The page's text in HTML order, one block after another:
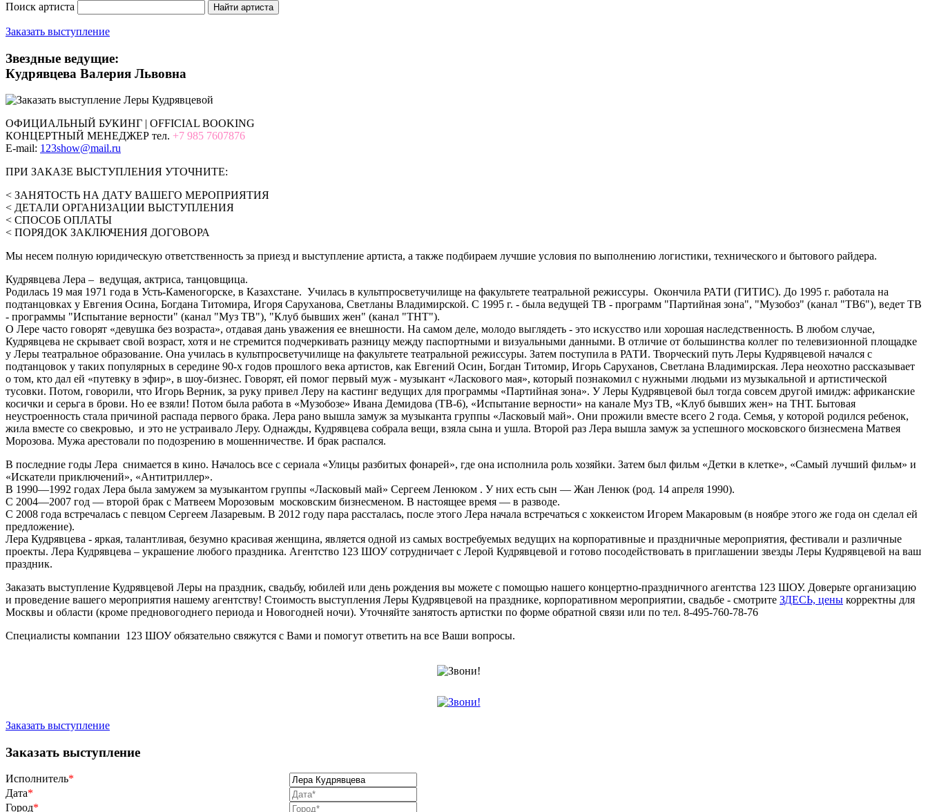
Поиск артиста
Заказать выступление
Звездные ведущие:
Кудрявцева Валерия Львовна
ОФИЦИАЛЬНЫЙ БУКИНГ | OFFICIAL BOOKING
КОНЦЕРТНЫЙ МЕНЕДЖЕР тел. +7 985 7607876
E-mail: 123show@mail.ru
ПРИ ЗАКАЗЕ ВЫСТУПЛЕНИЯ УТОЧНИТЕ:
< ЗАНЯТОСТЬ НА ДАТУ ВАШЕГО МЕРОПРИЯТИЯ
< ДЕТАЛИ ОРГАНИЗАЦИИ ВЫСТУПЛЕНИЯ
< СПОСОБ ОПЛАТЫ
< ПОРЯДОК ЗАКЛЮЧЕНИЯ ДОГОВОРА
Мы несем полную юридическую ответственность за приезд и выступление артиста, а также подбираем лучшие условия по выполнению логистики, технического и бытового райдера.
Кудрявцева Лера – ведущая, актриса, танцовщица.
Родилась 19 мая 1971 года в Усть-Каменогорске, в Казахстане. Училась в культпросветучилище на факультете театральной режиссуры. Окончила РАТИ (ГИТИС). До 1995 г. работала на
подтанцовках у Евгения Осина, Богдана Титомира, Игоря Саруханова, Светланы Владимирской. С 1995 г. - была ведущей ТВ - программ "Партийная зона", "Музобоз" (канал "ТВ6"), ведет ТВ
- программы "Испытание верности" (канал "Муз ТВ"), "Клуб бывших жен" (канал "ТНТ").
О Лере часто говорят «девушка без возраста», отдавая дань уважения ее внешности. На самом деле, молодо выглядеть - это искусство или хорошая наследственность. В любом случае,
Кудрявцева не скрывает свой возраст, хотя и не стремится подчеркивать разницу между паспортными и визуальными данными. В отличие от большинства коллег по телевизионной площадке
у Леры театральное образование. Она училась в культпросветучилище на факультете театральной режиссуры. Затем поступила в РАТИ. Творческий путь Леры Кудрявцевой начался с
подтанцовок у таких популярных в середине 90-х годов прошлого века артистов, как Евгений Осин, Богдан Титомир, Игорь Саруханов, Светлана Владимирская. Лера неохотно рассказывает
о том, кто дал ей «путевку в эфир», в шоу-бизнес. Говорят, ей помог первый муж - музыкант «Ласкового мая», который познакомил с нужными людьми из музыкальной и артистической
тусовки. Потом, говорили, что Игорь Верник, за руку привел Леру на кастинг ведущих для программы «Партийная зона». У Леры Кудрявцевой был тогда совсем другой имидж: африканские
косички и серьга в брови. Но ее взяли! Потом была работа в «Музобозе» Ивана Демидова (ТВ-6), «Испытание верности» на канале Муз ТВ, «Клуб бывших жен» на ТНТ. Бытовая
неустроенность стала причиной распада первого брака. Лера рано вышла замуж за музыканта группы «Ласковый май». Они прожили вместе всего 2 года. Семья, у которой родился ребенок,
жила вместе со свекровью, и это не устраивало Леру. Однажды, Кудрявцева собрала вещи, взяла сына и ушла. Второй раз Лера вышла замуж за успешного московского бизнесмена Матвея
Морозова. Мужа арестовали по подозрению в мошенничестве. И брак распался.
В последние годы Лера снимается в кино. Началось все с сериала «Улицы разбитых фонарей», где она исполнила роль хозяйки. Затем был фильм «Детки в клетке», «Самый лучший фильм» и
«Искатели приключений», «Антитриллер».
В 1990—1992 годах Лера была замужем за музыкантом группы «Ласковый май» Сергеем Ленюком . У них есть сын — Жан Ленюк (род. 14 апреля 1990).
C 2004—2007 год — второй брак с Матвеем Морозовым московским бизнесменом. В настоящее время — в разводе.
С 2008 года встречалась с певцом Сергеем Лазаревым. В 2012 году пара рассталась, после этого Лера начала встречаться с хоккеистом Игорем Макаровым (в ноябре этого же года он сделал ей
предложение).
Лера Кудрявцева - яркая, талантливая, безумно красивая женщина, является одной из самых востребуемых ведущих на корпоративные и праздничные мероприятия, фестивали и различные
проекты. Лера Кудрявцева – украшение любого праздника. Агентство 123 ШОУ сотрудничает с Лерой Кудрявцевой и готово посодействовать в приглашении звезды Леры Кудрявцевой на ваш
праздник.
Заказать выступление Кудрявцевой Леры на праздник, свадьбу, юбилей или день рождения вы можете с помощью нашего концертно-праздничного агентства 123 ШОУ. Доверьте организацию
и проведение вашего мероприятия нашему агентству! Стоимость выступления Леры Кудрявцевой на празднике, корпоративном мероприятии, свадьбе - смотрите ЗДЕСЬ, цены корректны для
Москвы и области (кроме предновогоднего периода и Новогодней ночи). Уточняйте занятость артистки по форме обратной связи или по тел. 8-495-760-78-76
Специалисты компании 123 ШОУ обязательно свяжутся с Вами и помогут ответить на все Ваши вопросы.
Заказать выступление
Заказать выступление
Исполнитель*
Дата*
Город*